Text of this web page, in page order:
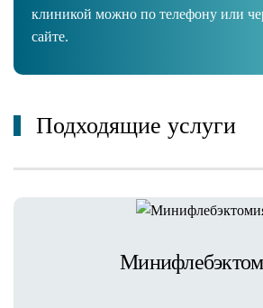
клиникой можно по телефону или
сайте.
Подходящие услуги